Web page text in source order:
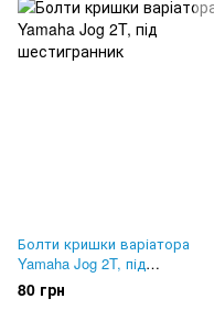
Болти кришки варіатора
Yamaha Jog 2T, під
шестигранник
80 грн